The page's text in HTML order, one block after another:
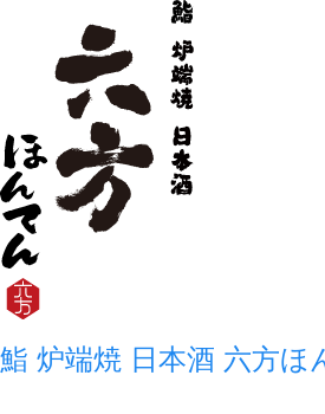
鮨 炉端焼 日本酒 六方ほ